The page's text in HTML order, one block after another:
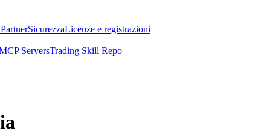
PartnerSicurezzaLicenze e registrazioni
ServersTrading Skill Repo